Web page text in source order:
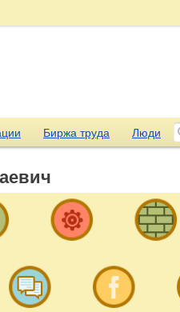
Биржа труда Люди